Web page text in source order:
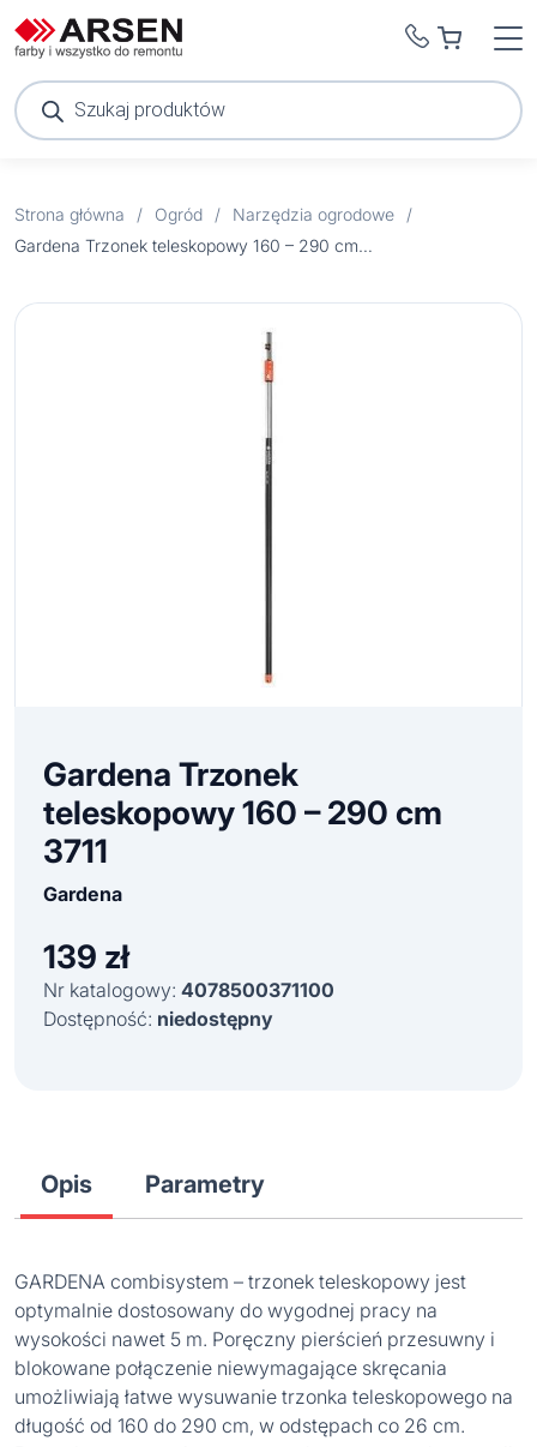
Wyszukiwarka
produktów
Strona główna / Ogród / Narzędzia ogrodowe
/
Gardena Trzonek teleskopowy 160 – 290 cm 3711
Gardena Trzonek
teleskopowy 160 – 290 cm
3711
Gardena
139 zł
Nr katalogowy: 4078500371100
Dostępność: niedostępny
Opis Parametry
GARDENA combisystem – trzonek teleskopowy jest
optymalnie dostosowany do wygodnej pracy na
wysokości nawet 5 m. Poręczny pierścień przesuwny i
blokowane połączenie niewymagające skręcania
umożliwiają łatwe wysuwanie trzonka teleskopowego na
długość od 160 do 290 cm, w odstępach co 26 cm.